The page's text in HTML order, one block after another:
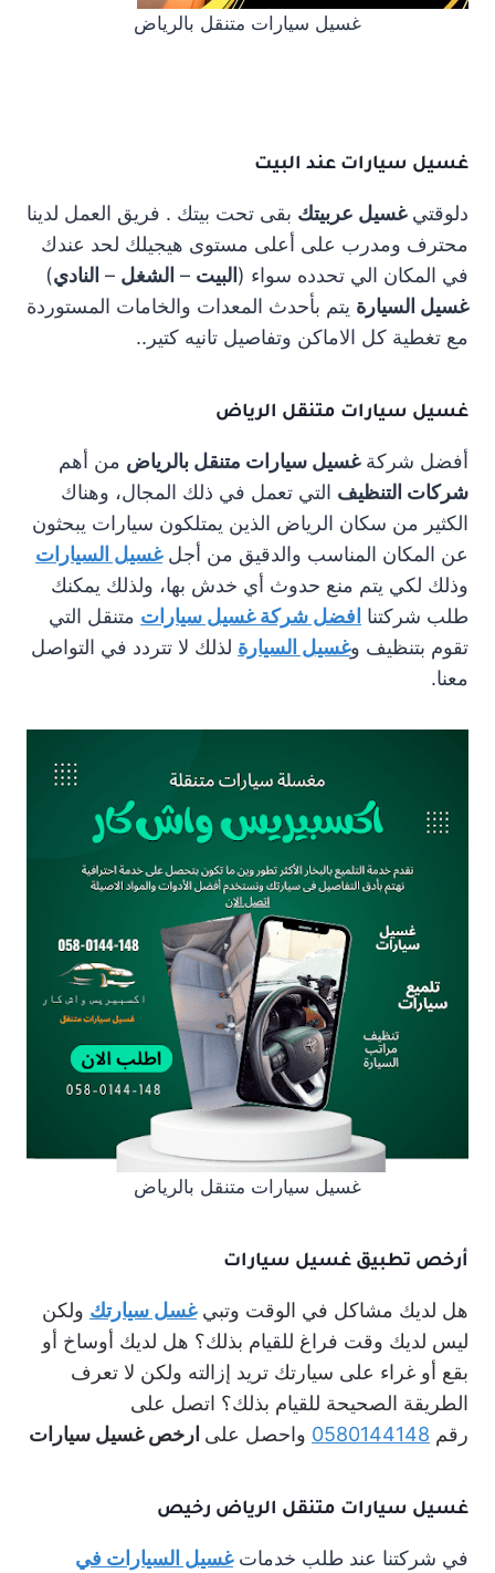
غسيل سيارات متنقل بالرياض
غسيل سيارات عند البيت
دلوقتيغسيل عربيتك بقى تحت بيتك . فريق العمل لدينا
محترف ومدرب على أعلى مستوى هيجيلك لحد عندك
في المكان الي تحدده سواء ( البيت – الشغل – النادي)
غسيل السيارة يتم بأحدث المعدات والخامات المستوردة
مع تغطية كل الاماكن وتفاصيل تانيه كتير..
غسيل سيارات متنقل الرياض
أفضل شركةغسيل سيارات متنقل بالرياض من أهم
شركات التنظيف التي تعمل في ذلك المجال، وهناك
الكثير من سكان الرياض الذين يمتلكون سيارات يبحثون
عن المكان المناسب والدقيق من أجلغسيل السيارات
وذلك لكي يتم منع حدوث أي خدش بها، ولذلك يمكنك
طلب شركتنا افضل شركة غسيل سيارات متنقل التي
تقوم بتنظيف وغسيل السيارة لذلك لا تتردد في التواصل
معنا.
غسيل سيارات متنقل بالرياض
أرخص تطبيق غسيل سيارات
هل لديك مشاكل في الوقت وتبيغسل سيارتك ولكن
ليس لديك وقت فراغ للقيام بذلك؟ هل لديك أوساخ أو
بقع أو غراء على سيارتك تريد إزالته ولكن لا تعرف
الطريقة الصحيحة للقيام بذلك؟ اتصل على
رقم 0580144148 واحصل على ارخص غسيل سيارات
غسيل سيارات متنقل الرياض رخيص
في شركتنا عند طلب خدماتغسيل السيارات في